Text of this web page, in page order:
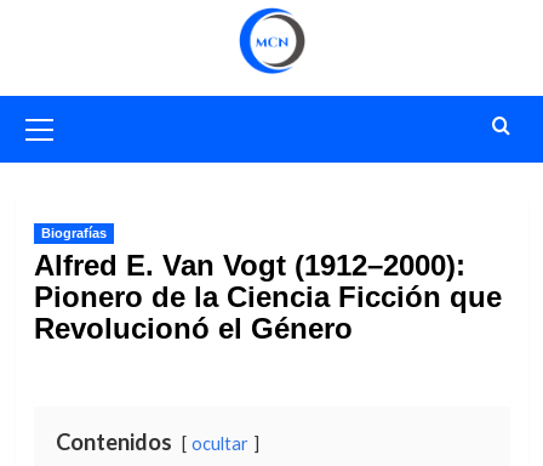
primario
Biografías
Alfred E. Van Vogt (1912–2000):
Pionero de la Ciencia Ficción que
Revolucionó el Género
Contenidos ocultar